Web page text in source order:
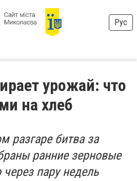
Рус
урожай: что
на хлеб
разгаре битва за
ранние зерновые
через пару недель